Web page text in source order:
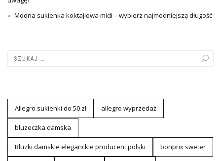
Modna sukienka koktajlowa midi – wybierz najmodniejszą długość
Allegro sukienki do 50 zł allegro wyprzedaż
bluzeczka damska
Bluzki damskie eleganckie producent polski bonprix sweter